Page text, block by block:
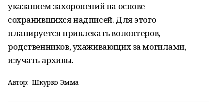
указанием захоронений на основе
сохранившихся надписей. Для этого
планируется привлекать волонтеров,
родственников, ухаживающих за могилами,
изучать архивы.
Автор: Шкурко Эмма